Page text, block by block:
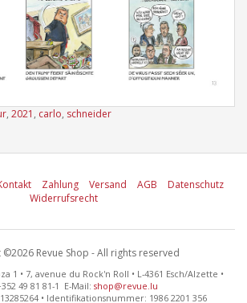
, 2021 , carlo, schneider
Zahlung Versand AGB
Datenschutz
Widerrufsrecht
Revue Shop - All rights reserved
1 • 7, avenue du Rock'n Roll • L-4361 Esch/Alzette •
49 81 81-1 E-Mail: shop@revue.lu
• Identifikationsnummer: 1986 2201 356